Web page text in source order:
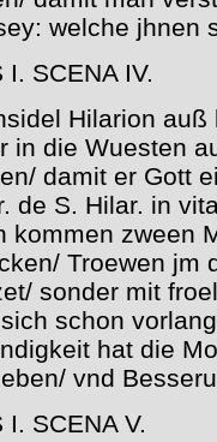
welche jhnen
I. SCENA IV.
Hilarion
in die Wuesten
damit er Gott
de S. Hilar. in
kommen zween
Troewen jm
sonder mit
schon
hat die
vnd
I. SCENA V.